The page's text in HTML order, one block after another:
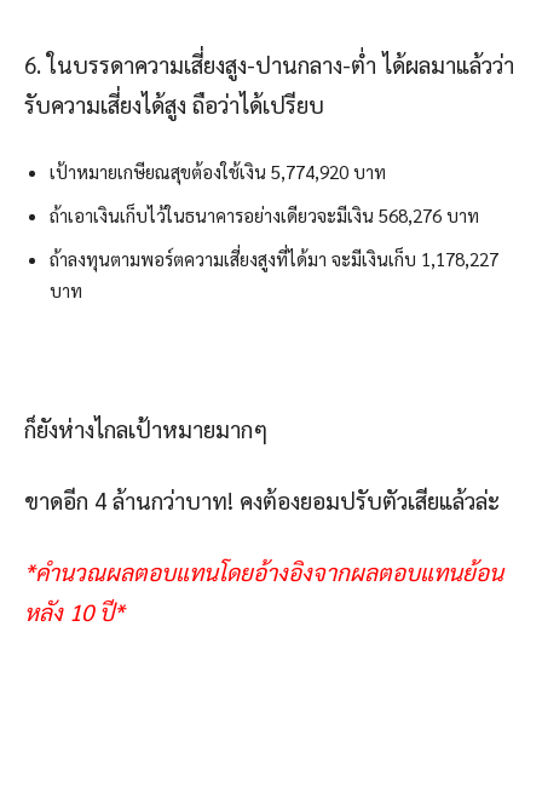
6. ในบรรดาความเสี่ยงสูง-ปานกลาง-ต่ำ ได้ผลมาแล้วว่า
รับความเสี่ยงได้สูง ถือว่าได้เปรียบ
เป้าหมายเกษียณสุขต้องใช้เงิน 5,774,920 บาท
ถ้าเอาเงินเก็บไว้ในธนาคารอย่างเดียวจะมีเงิน 568,276 บาท
ถ้าลงทุนตามพอร์ตความเสี่ยงสูงที่ได้มา จะมีเงินเก็บ 1,178,227
บาท
ก็ยังห่างไกลเป้าหมายมากๆ
ขาดอีก 4 ล้านกว่าบาท! คงต้องยอมปรับตัวเสียแล้วล่ะ
*คำนวณผลตอบแทนโดยอ้างอิงจากผลตอบแทนย้อน
หลัง 10 ปี*